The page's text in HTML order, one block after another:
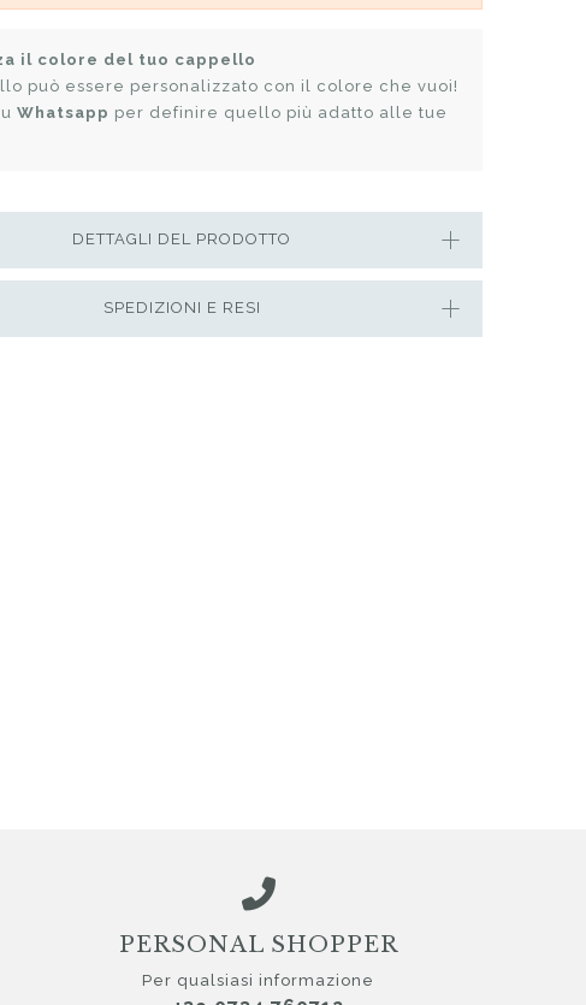
il colore del tuo cappello
può essere personalizzato con il colore che vuoi!
Whatsapp per definire quello più adatto alle tue
SPEDIZIONI E RESI
DETTAGLI DEL PRODOTTO
PERSONAL SHOPPER
Per qualsiasi informazione